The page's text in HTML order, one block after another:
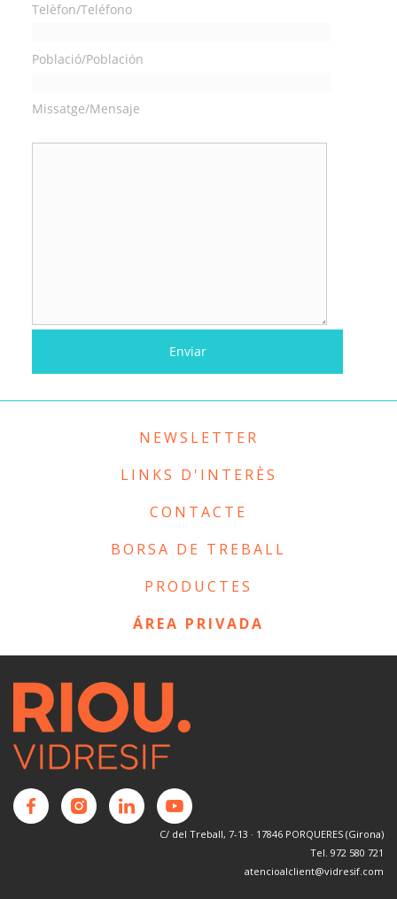
Telèfon/Teléfono
Població/Población
Missatge/Mensaje
NEWSLETTER
LINKS D'INTERÈS
CONTACTE
BORSA DE TREBALL
PRODUCTES
ÁREA PRIVADA
C/ del Treball, 7-13 · 17846 PORQUERES (Girona)
Tel. 972 580 721
atencioalclient@vidresif.com